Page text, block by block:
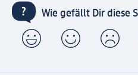
Wie gefällt Dir diese